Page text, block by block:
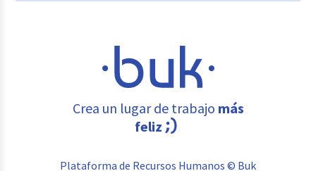
Crea un lugar de trabajo más
feliz
Plataforma de Recursos Humanos © Buk